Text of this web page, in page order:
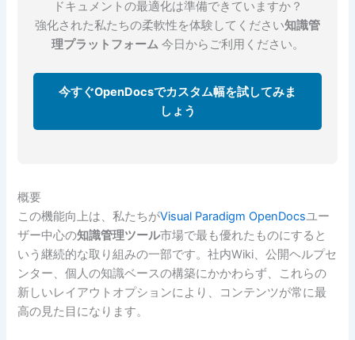
ドキュメントの最適化は準備できていますか？
強化された私たちの柔軟性を体験してください知識管
理プラットフォーム今日からご利用ください。
今すぐOpenDocsでカスタム幅を試してみま
しょう
概要
この機能向上は、私たちがVisual Paradigm OpenDocsユー
ザー中心の知識管理ツール市場で最も優れたものにすると
いう継続的な取り組みの一部です。社内Wiki、公開ヘルプセ
ンター、個人の知識ベースの構築にかかわらず、これらの
新しいレイアウトオプションにより、コンテンツが常に最
高の見た目になります。